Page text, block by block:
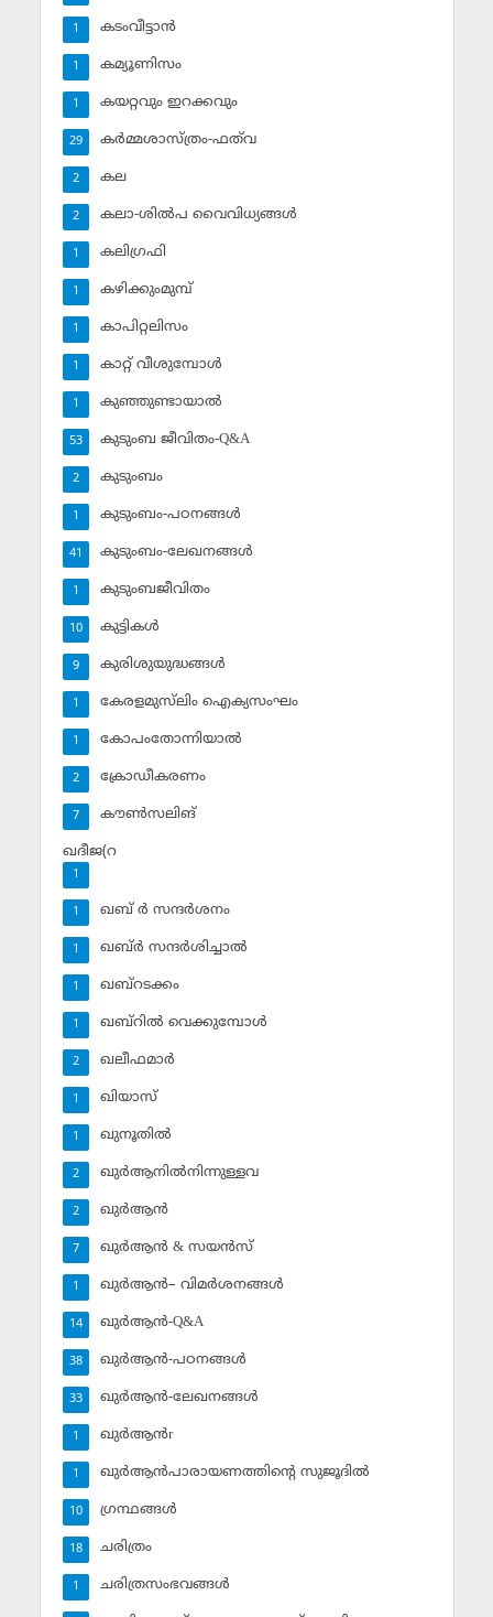
കടംവീട്ടാന്‍
1
കമ്യൂണിസം
1
കയറ്റവും ഇറക്കവും
1
കര്‍മ്മശാസ്ത്രം-ഫത്‌വ
29
കല
2
കലാ-ശില്‍പ വൈവിധ്യങ്ങള്‍
2
കലിഗ്രഫി
1
കഴിക്കുംമുമ്പ്
1
കാപിറ്റലിസം
1
കാറ്റ് വീശുമ്പോള്‍
1
കുഞ്ഞുണ്ടായാല്‍
1
കുടുംബ ജീവിതം-Q&A
53
കുടുംബം
2
കുടുംബം-പഠനങ്ങള്‍
1
കുടുംബം-ലേഖനങ്ങള്‍
41
കുടുംബജീവിതം
1
കുട്ടികള്‍
10
കുരിശുയുദ്ധങ്ങള്‍
9
കേരളമുസ്‌ലിം ഐക്യസംഘം
1
കോപംതോന്നിയാല്‍
1
ക്രോഡീകരണം
2
കൗണ്‍സലിങ്‌
7
ഖദീജ(റ
1
ഖബ് ര്‍ സന്ദര്‍ശനം
1
ഖബ്ര്‍ സന്ദര്‍ശിച്ചാല്‍
1
ഖബ്‌റടക്കം
1
ഖബ്‌റില്‍ വെക്കുമ്പോള്‍
1
ഖലീഫമാര്‍
2
ഖിയാസ്
1
ഖുനൂതില്‍
1
ഖുര്‍ആനില്‍നിന്നുള്ളവ
2
ഖുര്‍ആന്‍
2
ഖുര്‍ആന്‍ & സയന്‍സ്‌
7
ഖുര്‍ആന്‍– വിമര്‍ശനങ്ങള്‍
1
ഖുര്‍ആന്‍-Q&A
14
ഖുര്‍ആന്‍-പഠനങ്ങള്‍
38
ഖുര്‍ആന്‍-ലേഖനങ്ങള്‍
33
ഖുര്‍ആന്‍r
1
ഖുര്‍ആന്‍പാരായണത്തിന്റെ സുജൂദില്‍
1
ഗ്രന്ഥങ്ങള്‍
10
ചരിത്രം
18
ചരിത്രസംഭവങ്ങള്‍
1